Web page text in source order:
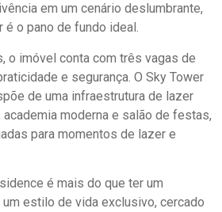
em um cenário deslumbrante,
é o pano de fundo ideal.
o imóvel conta com três vagas de
e segurança. O Sky Tower
de uma infraestrutura de lazer
moderna e salão de festas,
para momentos de lazer e
é mais do que ter um
um estilo de vida exclusivo, cercado